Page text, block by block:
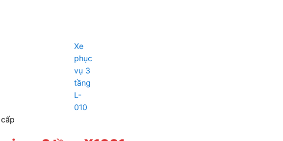
Xe
phục
vụ 3
tầng
L-
010